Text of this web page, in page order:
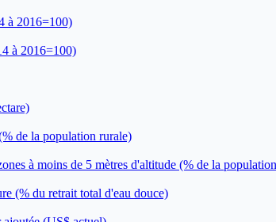
à 2016=100)
à 2016=100)
de la population rurale)
à moins de 5 mètres d'altitude (% de la
(% du retrait total d'eau douce)